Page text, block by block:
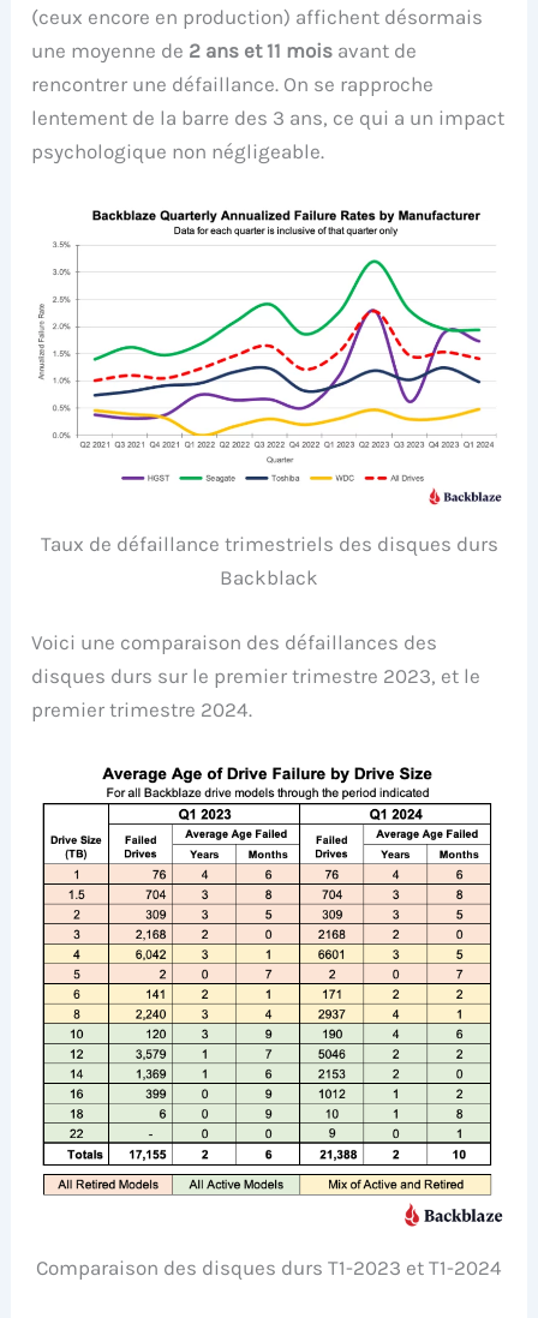
(ceux encore en production) affichent désormais
une moyenne de 2 ans et 11 mois avant de
rencontrer une défaillance. On se rapproche
lentement de la barre des 3 ans, ce qui a un impact
psychologique non négligeable.
Taux de défaillance trimestriels des disques durs
Backblack
Voici une comparaison des défaillances des
disques durs sur le premier trimestre 2023, et le
premier trimestre 2024.
Comparaison des disques durs T1-2023 et T1-2024